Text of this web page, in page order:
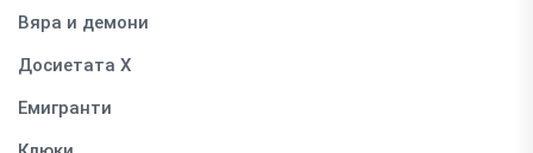
Вяра и демони
Досиетата Х
Емигранти